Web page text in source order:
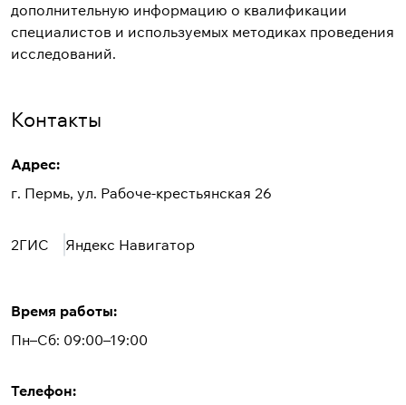
дополнительную информацию о квалификации
специалистов и используемых методиках проведения
исследований.
Контакты
Адрес:
г. Пермь, ул. Рабоче-крестьянская 26
2ГИС Яндекс Навигатор
Время работы:
Пн–Сб: 09:00–19:00
Телефон: